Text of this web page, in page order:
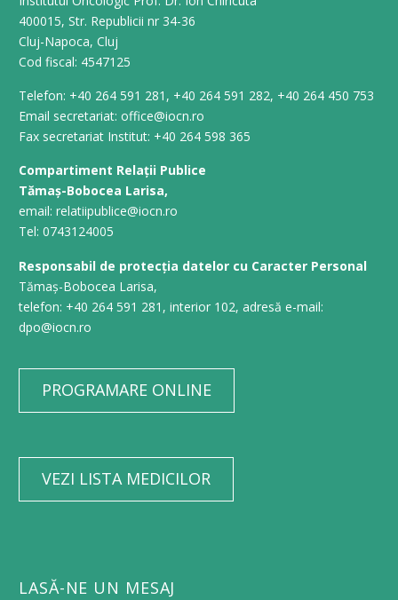
400015, Str. Republicii nr 34-36
Cluj-Napoca, Cluj
Cod fiscal: 4547125
Telefon: +40 264 591 281, +40 264 591 282, +40 264 450 753
Email secretariat: office@iocn.ro
Fax secretariat Institut: +40 264 598 365
Compartiment Relații Publice
Tămaș-Bobocea Larisa,
email: relatiipublice@iocn.ro
Tel: 0743124005
Responsabil de protecția datelor cu Caracter Personal
Tămaș-Bobocea Larisa,
telefon: +40 264 591 281, interior 102, adresă e-mail:
dpo@iocn.ro
PROGRAMARE ONLINE
VEZI LISTA MEDICILOR
LASĂ-NE UN MESAJ